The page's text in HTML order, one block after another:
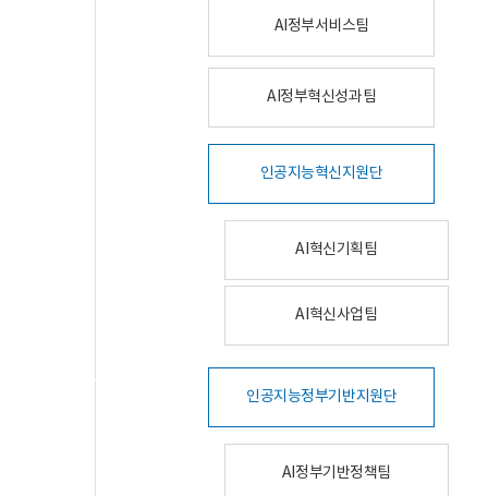
AI정부서비스팀
AI정부혁신성과팀
인공지능혁신지원단
AI혁신기획팀
AI혁신사업팀
인공지능정부기반지원단
AI정부기반정책팀